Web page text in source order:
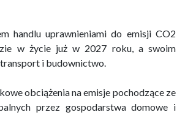
handlu uprawnieniami do emisji CO2
w życie już w 2027 roku, a swoim
i budownictwo.
obciążenia na emisje pochodzące ze
przez gospodarstwa domowe i